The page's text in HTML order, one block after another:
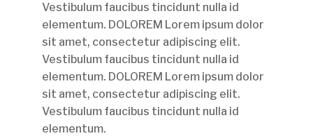
Vestibulum faucibus tincidunt nulla id
elementum. DOLOREM Lorem ipsum dolor
sit amet, consectetur adipiscing elit.
Vestibulum faucibus tincidunt nulla id
elementum. DOLOREM Lorem ipsum dolor
sit amet, consectetur adipiscing elit.
Vestibulum faucibus tincidunt nulla id
elementum.